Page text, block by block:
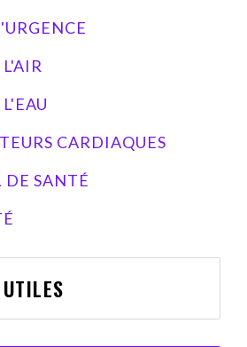
CARDIAQUES
DE SANTÉ